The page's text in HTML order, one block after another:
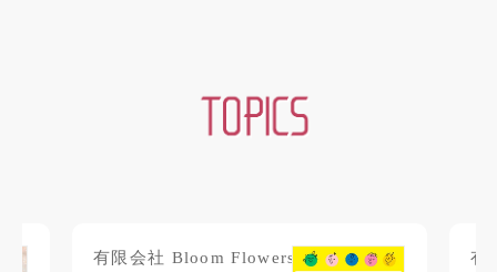
有限会社 Bloom Flowers. 有